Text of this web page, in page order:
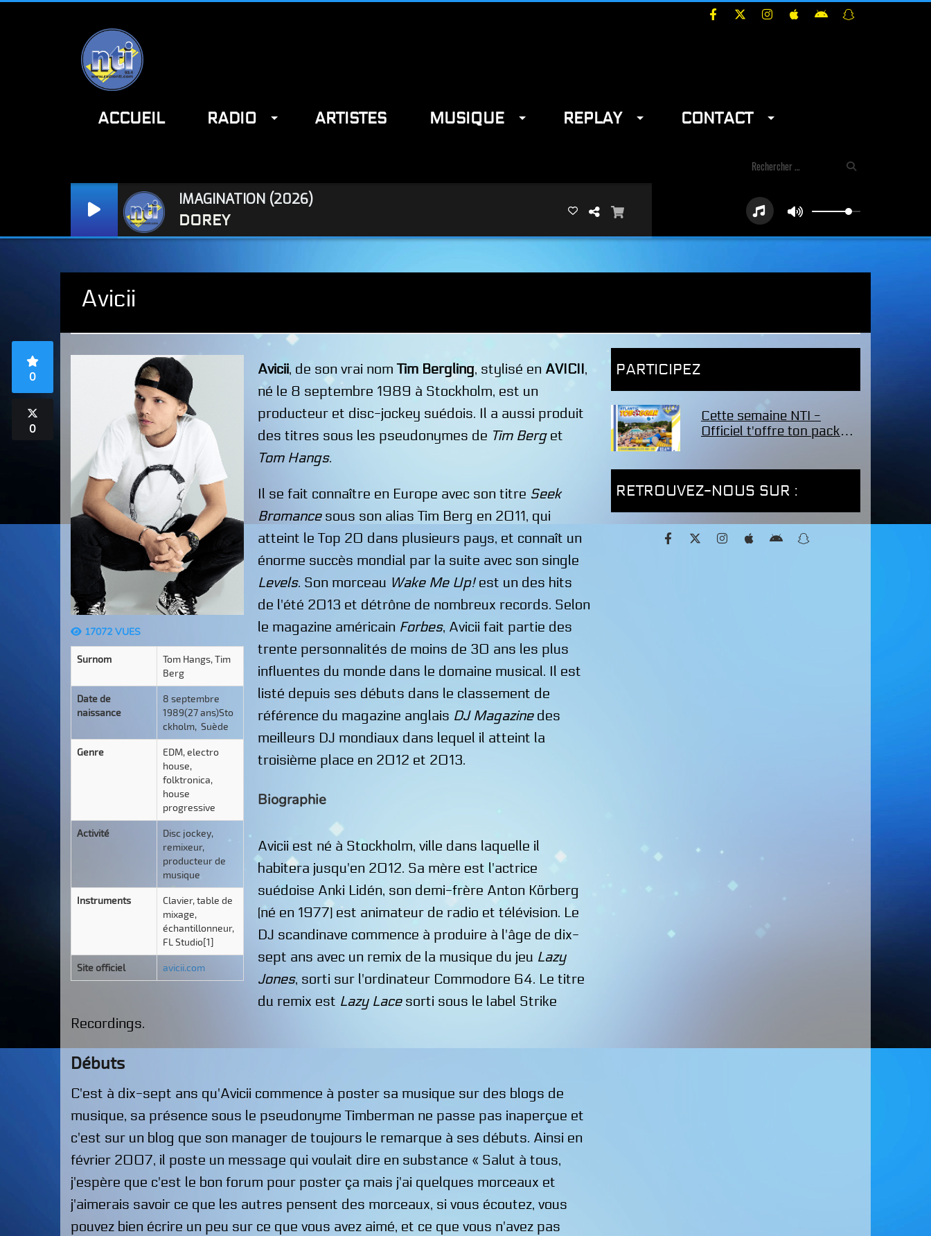
ACCUEIL RADIO ARTISTES MUSIQUE REPLAY CONTACT
IMAGINATION (2026)
DOREY
Avicii
0
0
17072 VUES
Surnom
Tom Hangs, Tim
Berg
Date de
naissance
8 septembre
1989(27 ans)Sto
ckholm, Suède
Genre
EDM, electro
house,
folktronica,
house
progressive
Activité
Disc jockey,
remixeur,
producteur de
musique
Instruments
Clavier, table de
mixage,
échantillonneur,
FL Studio[1]
Site officiel avicii.com
Avicii, de son vrai nomTim Bergling, stylisé en AVICII,
né le 8 septembre 1989 à Stockholm, est un
producteur et disc-jockey suédois. Il a aussi produit
des titres sous les pseudonymes de Tim Berget
Tom Hangs.
Il se fait connaître en Europe avec son titre Seek
Bromancesous son alias Tim Berg en 2011, qui
atteint le Top 20 dans plusieurs pays, et connaît un
énorme succès mondial par la suite avec son single
Levels. Son morceau Wake Me Up!est un des hits
de l'été 2013 et détrône de nombreux records. Selon
le magazine américain Forbes, Avicii fait partie des
trente personnalités de moins de 30 ans les plus
influentes du monde dans le domaine musical. Il est
listé depuis ses débuts dans le classement de
référence du magazine anglais DJ Magazinedes
meilleurs DJ mondiaux dans lequel il atteint la
troisième place en 2012 et 2013.
Biographie
Avicii est né à Stockholm, ville dans laquelle il
habitera jusqu'en 2012. Sa mère est l'actrice
suédoise Anki Lidén, son demi-frère Anton Körberg
(né en 1977) est animateur de radio et télévision. Le
DJ scandinave commence à produire à l'âge de dix-
sept ans avec un remix de la musique du jeu Lazy
Jones, sorti sur l'ordinateur Commodore 64. Le titre
du remix est Lazy Lacesorti sous le label Strike
Recordings.
Débuts
C'est à dix-sept ans qu'Avicii commence à poster sa musique sur des blogs de
musique, sa présence sous le pseudonyme Timberman ne passe pas inaperçue et
c'est sur un blog que son manager de toujours le remarque à ses débuts. Ainsi en
février 2007, il poste un message qui voulait dire en substance « Salut à tous,
j'espère que c'est le bon forum pour poster ça mais j'ai quelques morceaux et
j'aimerais savoir ce que les autres pensent des morceaux, si vous écoutez, vous
pouvez bien écrire un peu sur ce que vous avez aimé, et ce que vous n'avez pas
PARTICIPEZ
Cette semaine NTI -
Officiel t'offre ton pack
RETROUVEZ-NOUS SUR :